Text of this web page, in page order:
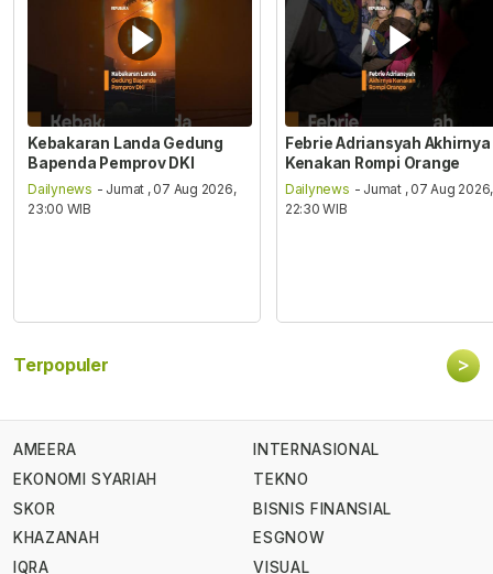
Kebakaran Landa Gedung
Bapenda Pemprov DKI
Dailynews - Jumat , 07 Aug 2026,
23:00 WIB
Febrie Adriansyah Akhirnya
Kenakan Rompi Orange
Dailynews - Jumat , 07 Aug 2026,
22:30 WIB
Terpopuler >
AMEERA
EKONOMI SYARIAH
SKOR
KHAZANAH
IQRA
INTERNASIONAL
TEKNO
BISNIS FINANSIAL
ESGNOW
VISUAL